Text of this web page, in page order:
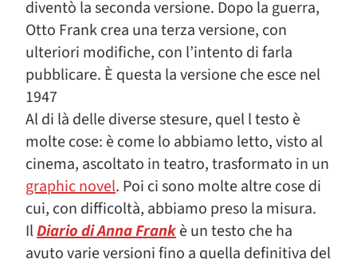
diventò la seconda versione. Dopo la guerra,
Otto Frank crea una terza versione, con
ulteriori modifiche, con l’intento di farla
pubblicare. È questa la versione che esce nel
1947
Al di là delle diverse stesure, quel l testo è
molte cose: è come lo abbiamo letto, visto al
cinema, ascoltato in teatro, trasformato in un
graphic novel. Poi ci sono molte altre cose di
cui, con difficoltà, abbiamo preso la misura.
IlDiario di Anna Frankè un testo che ha
avuto varie versioni fino a quella definitiva del